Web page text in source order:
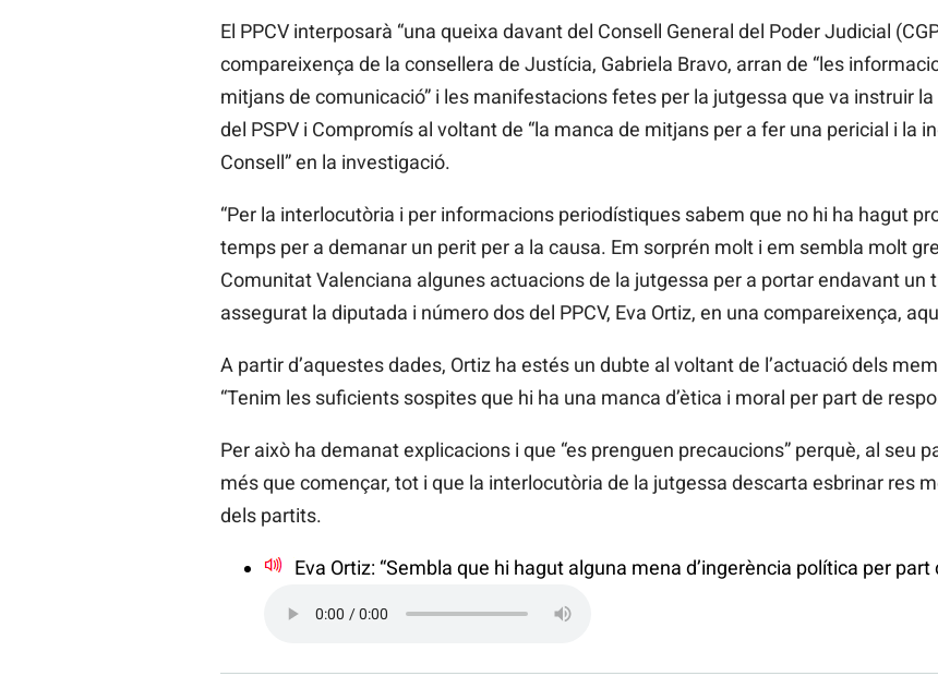
El PPCV interposarà “una queixa davant del Consell General del Poder Judicial
compareixença de la consellera de Justícia, Gabriela Bravo, arran de “les
mitjans de comunicació” i les manifestacions fetes per la jutgessa que va instruir
del PSPV i Compromís al voltant de “la manca de mitjans per a fer una pericial i la
Consell” en la investigació.
“Per la interlocutòria i per informacions periodístiques sabem que no hi ha hagut
temps per a demanar un perit per a la causa. Em sorprén molt i em sembla molt
Comunitat Valenciana algunes actuacions de la jutgessa per a portar endavant un
assegurat la diputada i número dos del PPCV, Eva Ortiz, en una compareixença,
A partir d’aquestes dades, Ortiz ha estés un dubte al voltant de l’actuació dels
“Tenim les suficients sospites que hi ha una manca d’ètica i moral per part de
Per això ha demanat explicacions i que “es prenguen precaucions” perquè, al seu
més que començar, tot i que la interlocutòria de la jutgessa descarta esbrinar res
dels partits.
Eva Ortiz: “Sembla que hi hagut alguna mena d’ingerència política per part